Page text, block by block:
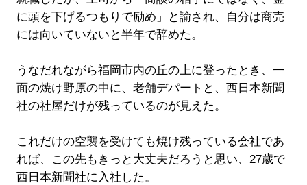
に頭を下げるつもりで励め」と諭され、自分は商売
には向いていないと半年で辞めた。
うなだれながら福岡市内の丘の上に登ったとき、一
面の焼け野原の中に、老舗デパートと、西日本新聞
社の社屋だけが残っているのが見えた。
これだけの空襲を受けても焼け残っている会社であ
れば、この先もきっと大丈夫だろうと思い、27歳で
西日本新聞社に入社した。